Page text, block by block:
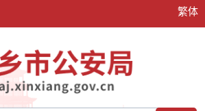
繁体